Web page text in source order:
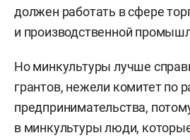
должен работать в сфере
и производственной
Но минкультуры лучше
грантов, нежели комитет по
предпринимательства,
в минкультуры люди,